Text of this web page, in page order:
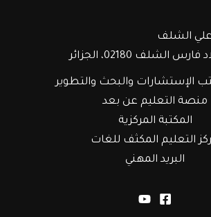
الشلف
الإستشارات والبحث والتطوير
منصة التعليم عن بعد
المكتبة المركزية
التعليم المكثف للغات
البريد المهني